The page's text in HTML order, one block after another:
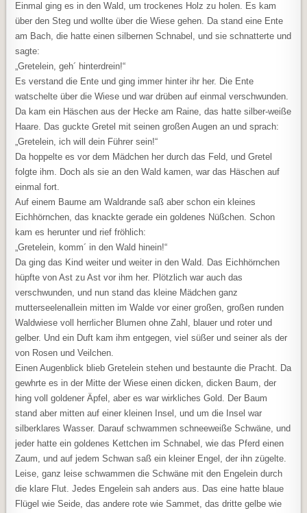
Einmal ging es in den Wald, um trockenes Holz zu holen. Es kam
über den Steg und wollte über die Wiese gehen. Da stand eine Ente
am Bach, die hatte einen silbernen Schnabel, und sie schnatterte und
sagte:
„Gretelein, geh´ hinterdrein!“
Es verstand die Ente und ging immer hinter ihr her. Die Ente
watschelte über die Wiese und war drüben auf einmal verschwunden.
Da kam ein Häschen aus der Hecke am Raine, das hatte silber-weiße
Haare. Das guckte Gretel mit seinen großen Augen an und sprach:
„Gretelein, ich will dein Führer sein!“
Da hoppelte es vor dem Mädchen her durch das Feld, und Gretel
folgte ihm. Doch als sie an den Wald kamen, war das Häschen auf
einmal fort.
Auf einem Baume am Waldrande saß aber schon ein kleines
Eichhörnchen, das knackte gerade ein goldenes Nüßchen. Schon
kam es herunter und rief fröhlich:
„Gretelein, komm´ in den Wald hinein!“
Da ging das Kind weiter und weiter in den Wald. Das Eichhörnchen
hüpfte von Ast zu Ast vor ihm her. Plötzlich war auch das
verschwunden, und nun stand das kleine Mädchen ganz
mutterseelenallein mitten im Walde vor einer großen, großen runden
Waldwiese voll herrlicher Blumen ohne Zahl, blauer und roter und
gelber. Und ein Duft kam ihm entgegen, viel süßer und seiner als der
von Rosen und Veilchen.
Einen Augenblick blieb Gretelein stehen und bestaunte die Pracht. Da
gewhrte es in der Mitte der Wiese einen dicken, dicken Baum, der
hing voll goldener Äpfel, aber es war wirkliches Gold. Der Baum
stand aber mitten auf einer kleinen Insel, und um die Insel war
silberklares Wasser. Darauf schwammen schneeweiße Schwäne, und
jeder hatte ein goldenes Kettchen im Schnabel, wie das Pferd einen
Zaum, und auf jedem Schwan saß ein kleiner Engel, der ihn zügelte.
Leise, ganz leise schwammen die Schwäne mit den Engelein durch
die klare Flut. Jedes Engelein sah anders aus. Das eine hatte blaue
Flügel wie Seide, das andere rote wie Sammet, das dritte gelbe wie